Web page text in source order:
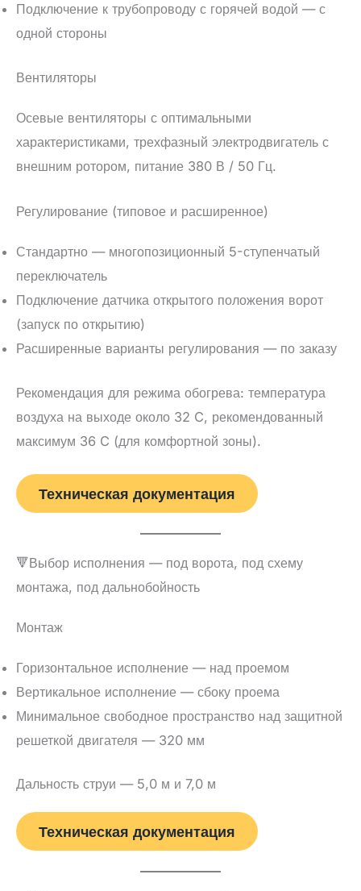
Подключение к трубопроводу с горячей водой — с
одной стороны
Вентиляторы
Осевые вентиляторы с оптимальными
характеристиками, трехфазный электродвигатель с
внешним ротором, питание 380 В / 50 Гц.
Регулирование (типовое и расширенное)
Стандартно — многопозиционный 5-ступенчатый
переключатель
Подключение датчика открытого положения ворот
(запуск по открытию)
Расширенные варианты регулирования — по заказу
Рекомендация для режима обогрева: температура
воздуха на выходе около 32 C, рекомендованный
максимум 36 C (для комфортной зоны).
Техническая документация
🔻Выбор исполнения — под ворота, под схему
монтажа, под дальнобойность
Монтаж
Горизонтальное исполнение — над проемом
Вертикальное исполнение — сбоку проема
Минимальное свободное пространство над защитной
решеткой двигателя — 320 мм
Дальность струи — 5,0 м и 7,0 м
Техническая документация